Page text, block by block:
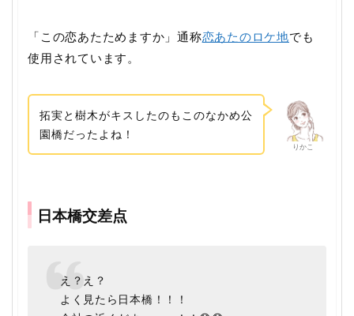
「この恋あたためますか」通称恋あたのロケ地でも
使用されています。
りかこ
拓実と樹木がキスしたのもこのなかめ公
園橋だったよね！
日本橋交差点
え？え？
よく見たら日本橋！！！